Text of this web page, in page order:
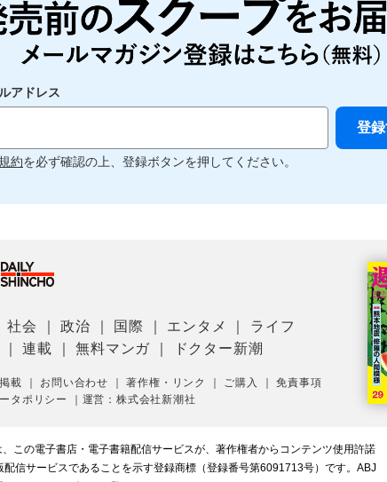
アドレス
約を必ず確認の上、登録ボタンを押してください。
社会 ｜政治 国際 エンタメ
ライフ
｜連載 ｜無料マンガ ドクター新潮
載 お問い合わせ ｜著作権・リンク ご購入 ｜免責事項
タポリシー 運営：株式会社新潮社
この電子書店・電子書籍配信サービスが、著作権者からコンテンツ使用許諾
配信サービスであることを示す登録商標（登録番号第6091713号）です。ABJ